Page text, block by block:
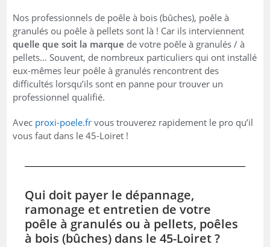
Nos professionnels de poêle à bois (bûches), poêle à
granulés ou poêle à pellets sont là ! Car ils interviennent
quelle que soit la marque de votre poêle à granulés / à
pellets… Souvent, de nombreux particuliers qui ont installé
eux-mêmes leur poêle à granulés rencontrent des
difficultés lorsqu’ils sont en panne pour trouver un
professionnel qualifié.
Avec proxi-poele.fr vous trouverez rapidement le pro qu’il
vous faut dans le 45-Loiret !
Qui doit payer le dépannage,
ramonage et entretien de votre
poêle à granulés ou à pellets, poêles
à bois (bûches) dans le 45-Loiret ?